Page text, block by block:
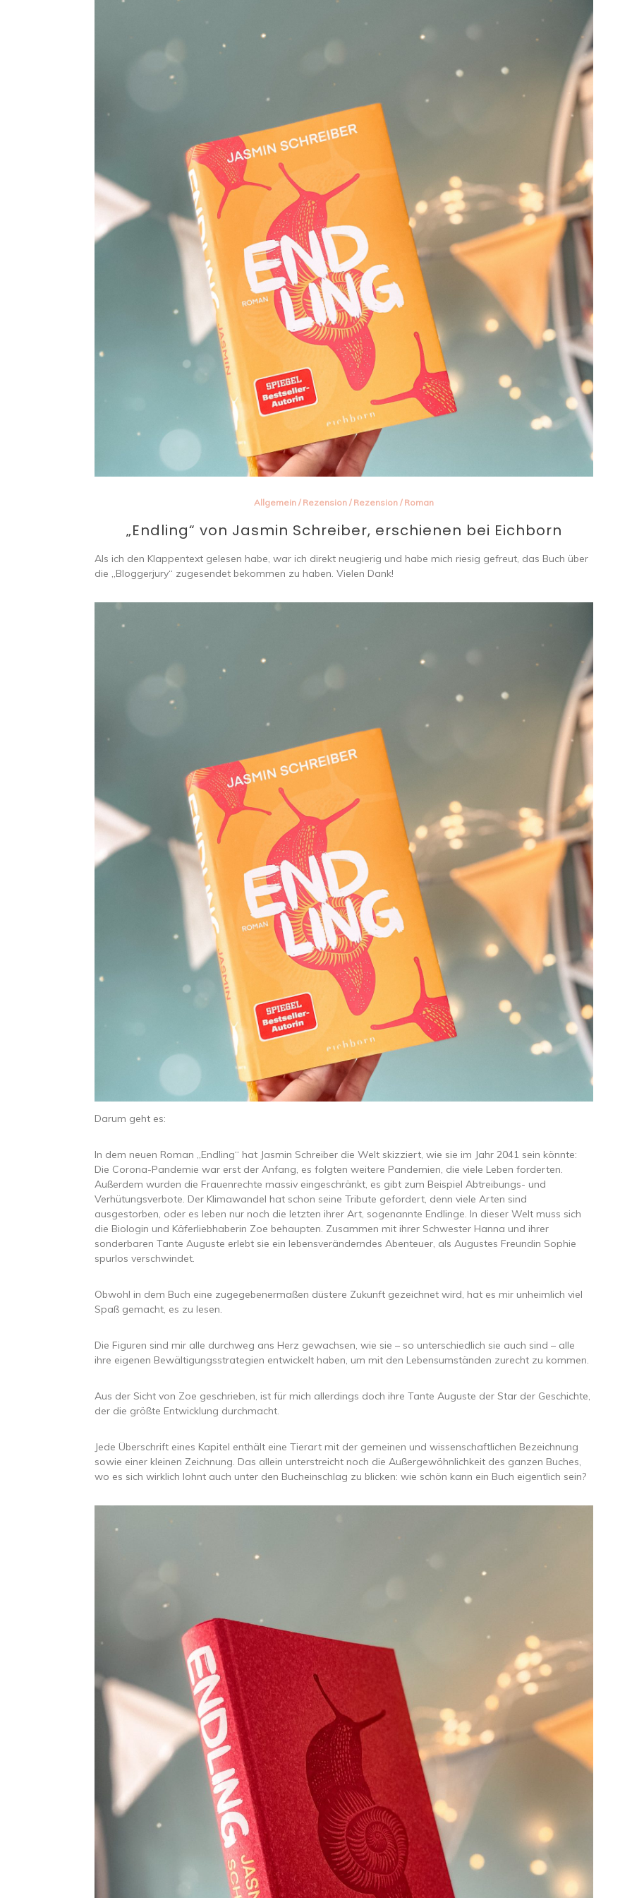
Allgemein / Rezension / Rezension / Roman
„Endling“ von Jasmin Schreiber, erschienen bei Eichborn
Als ich den Klappentext gelesen habe, war ich direkt neugierig und habe mich riesig gefreut, das Buch über
die „Bloggerjury“ zugesendet bekommen zu haben. Vielen Dank!
Darum geht es:
In dem neuen Roman „Endling“ hat Jasmin Schreiber die Welt skizziert, wie sie im Jahr 2041 sein könnte:
Die Corona-Pandemie war erst der Anfang, es folgten weitere Pandemien, die viele Leben forderten.
Außerdem wurden die Frauenrechte massiv eingeschränkt, es gibt zum Beispiel Abtreibungs- und
Verhütungsverbote. Der Klimawandel hat schon seine Tribute gefordert, denn viele Arten sind
ausgestorben, oder es leben nur noch die letzten ihrer Art, sogenannte Endlinge. In dieser Welt muss sich
die Biologin und Käferliebhaberin Zoe behaupten. Zusammen mit ihrer Schwester Hanna und ihrer
sonderbaren Tante Auguste erlebt sie ein lebensveränderndes Abenteuer, als Augustes Freundin Sophie
spurlos verschwindet.
Obwohl in dem Buch eine zugegebenermaßen düstere Zukunft gezeichnet wird, hat es mir unheimlich viel
Spaß gemacht, es zu lesen.
Die Figuren sind mir alle durchweg ans Herz gewachsen, wie sie – so unterschiedlich sie auch sind – alle
ihre eigenen Bewältigungsstrategien entwickelt haben, um mit den Lebensumständen zurecht zu kommen.
Aus der Sicht von Zoe geschrieben, ist für mich allerdings doch ihre Tante Auguste der Star der Geschichte,
der die größte Entwicklung durchmacht.
Jede Überschrift eines Kapitel enthält eine Tierart mit der gemeinen und wissenschaftlichen Bezeichnung
sowie einer kleinen Zeichnung. Das allein unterstreicht noch die Außergewöhnlichkeit des ganzen Buches,
wo es sich wirklich lohnt auch unter den Bucheinschlag zu blicken: wie schön kann ein Buch eigentlich sein?